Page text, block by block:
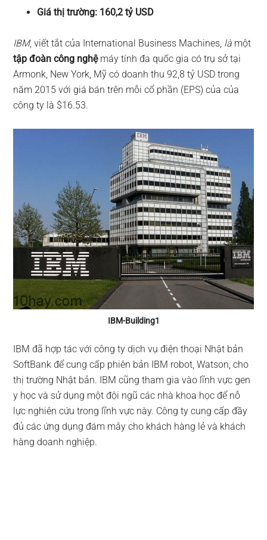
Giá thị trường: 160,2 tỷ USD
IBM, viết tắt của International Business Machines, là một
tập đoàn công nghệmáy tính đa quốc gia có trụ sở tại
Armonk, New York, Mỹ có doanh thu 92,8 tỷ USD trong
năm 2015 với giá bán trên mỗi cổ phần (EPS) của của
công ty là $16.53.
IBM-Building1
IBM đã hợp tác với công ty dịch vụ điện thoại Nhật bản
SoftBank để cung cấp phiên bản IBM robot, Watson, cho
thị trường Nhật bản. IBM cũng tham gia vào lĩnh vực gen
y học và sử dụng một đội ngũ các nhà khoa học để nỗ
lực nghiên cứu trong lĩnh vực này. Công ty cung cấp đầy
đủ các ứng dụng đám mây cho khách hàng lẻ và khách
hàng doanh nghiệp.